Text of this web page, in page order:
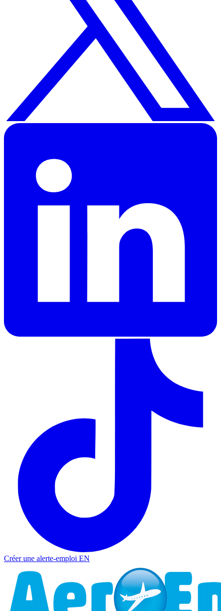
Créer une alerte-emploi EN